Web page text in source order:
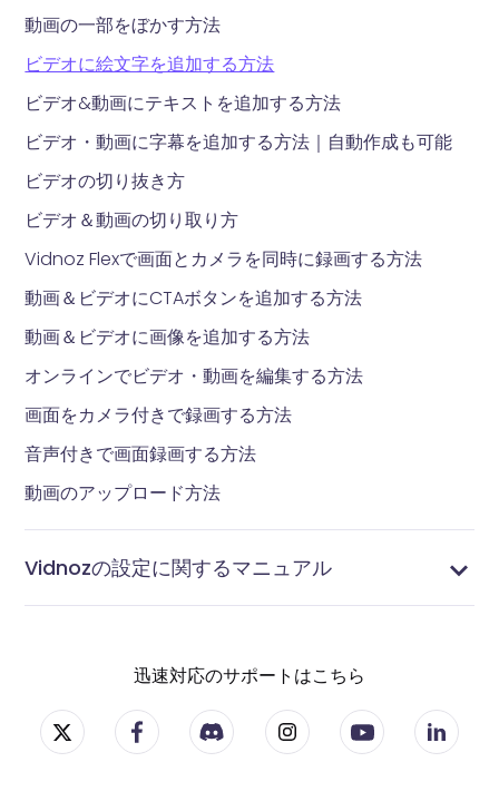
動画の一部をぼかす方法
ビデオに絵文字を追加する方法
ビデオ&動画にテキストを追加する方法
ビデオ・動画に字幕を追加する方法｜自動作成も可能
ビデオの切り抜き方
ビデオ＆動画の切り取り方
Vidnoz Flexで画面とカメラを同時に録画する方法
動画＆ビデオにCTAボタンを追加する方法
動画＆ビデオに画像を追加する方法
オンラインでビデオ・動画を編集する方法
画面をカメラ付きで録画する方法
音声付きで画面録画する方法
動画のアップロード方法
Vidnozの設定に関するマニュアル
迅速対応のサポートはこちら